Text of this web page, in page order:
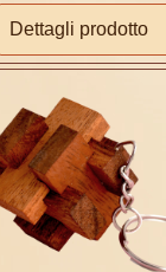
Dettagli prodotto